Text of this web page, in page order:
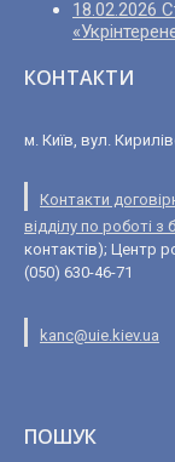
18.02.2026
КОНТАКТИ
м. Київ, вул.
Контакти
відділу по роботі
контактів); Центр
(050) 630-46-71
kanc@uie.kiev.ua
ПОШУК